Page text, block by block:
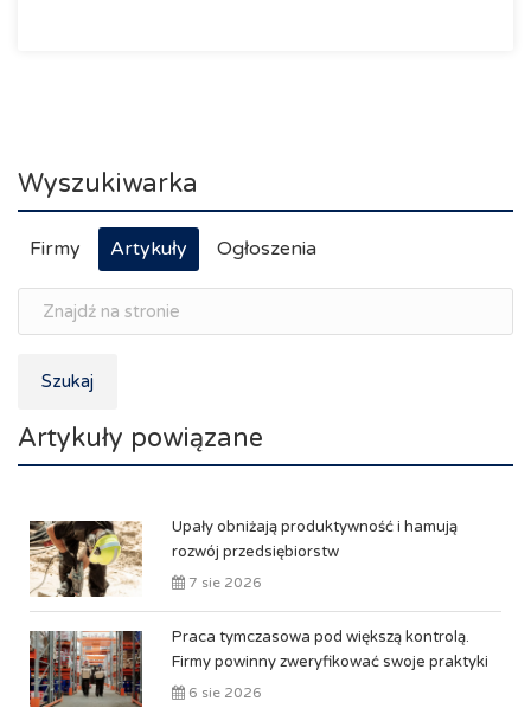
Wyszukiwarka
Firmy Artykuły Ogłoszenia
Szukaj
Artykuły powiązane
Upały obniżają produktywność i hamują
rozwój przedsiębiorstw
7 sie 2026
Praca tymczasowa pod większą kontrolą.
Firmy powinny zweryfikować swoje praktyki
6 sie 2026